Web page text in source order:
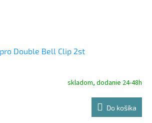
Double Bell Clip 2st
skladom, dodanie 24-48h
Do košíka